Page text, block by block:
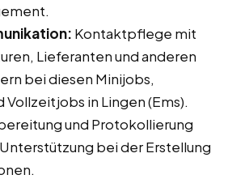
Kontaktpflege mit
Lieferanten und anderen
bei diesen Minijobs,
Vollzeitjobs in Lingen (Ems).
und Protokollierung
bei der Erstellung